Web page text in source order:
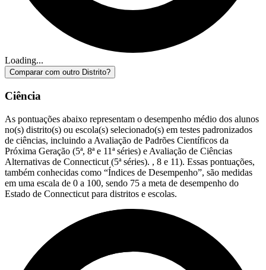
Loading...
Comparar com outro Distrito?
Ciência
As pontuações abaixo representam o desempenho médio dos alunos
no(s) distrito(s) ou escola(s) selecionado(s) em testes padronizados
de ciências, incluindo a Avaliação de Padrões Científicos da
Próxima Geração (5ª, 8ª e 11ª séries) e Avaliação de Ciências
Alternativas de Connecticut (5ª séries). , 8 e 11). Essas pontuações,
também conhecidas como “Índices de Desempenho”, são medidas
em uma escala de 0 a 100, sendo 75 a meta de desempenho do
Estado de Connecticut para distritos e escolas.